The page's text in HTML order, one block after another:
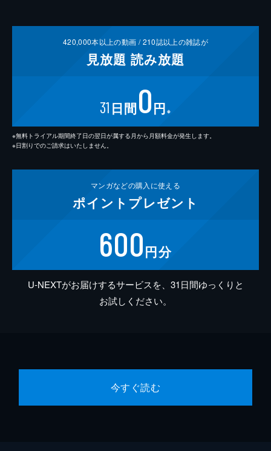
420,000本以上の動画 /210誌以上の雑誌が
見放題 読み放題
31 日間0円 ※
※無料トライアル期間終了日の翌日が属する月から月額料金が発生します。
※日割りでのご請求はいたしません。
マンガなどの購入に使える
ポイント プレゼント
600円分
U-NEXTがお届けするサービスを、31日間ゆっくりと
お試しください。
今すぐ読む